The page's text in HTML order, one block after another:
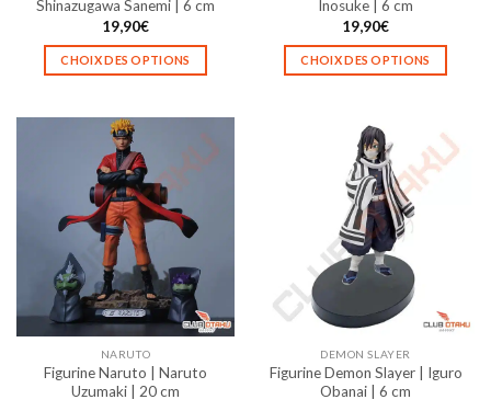
produit
produit
Shinazugawa Sanemi | 6 cm
19,90€
CHOIX DES OPTIONS
a
plusieurs
variations.
Les
options
peuvent
être
choisies
sur
la
page
du
Inosuke | 6 cm
19,90€
CHOIX DES OPTIONS
a
plusieurs
variations.
Les
options
peuvent
être
choisies
sur
page
du
NARUTO
Figurine Naruto | Naruto
Uzumaki | 20 cm
DEMON SLAYER
Figurine Demon Slayer | Iguro
Obanai | 6 cm